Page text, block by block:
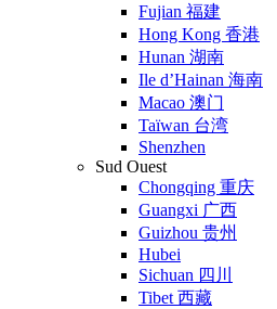
Fujian 福建
Hong Kong 香港
Hunan 湖南
Ile d’Hainan 海南
Macao 澳门
Taïwan 台湾
Shenzhen
Sud Ouest
Chongqing 重庆
Guangxi 广西
Guizhou 贵州
Hubei
Sichuan 四川
Tibet 西藏